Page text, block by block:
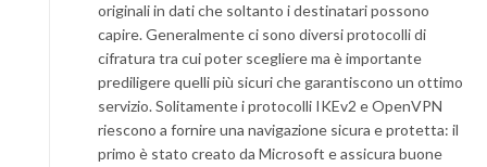
originali in dati che soltanto i destinatari possono
capire. Generalmente ci sono diversi protocolli di
cifratura tra cui poter scegliere ma è importante
prediligere quelli più sicuri che garantiscono un ottimo
servizio. Solitamente i protocolli IKEv2 e OpenVPN
riescono a fornire una navigazione sicura e protetta: il
primo è stato creato da Microsoft e assicura buone